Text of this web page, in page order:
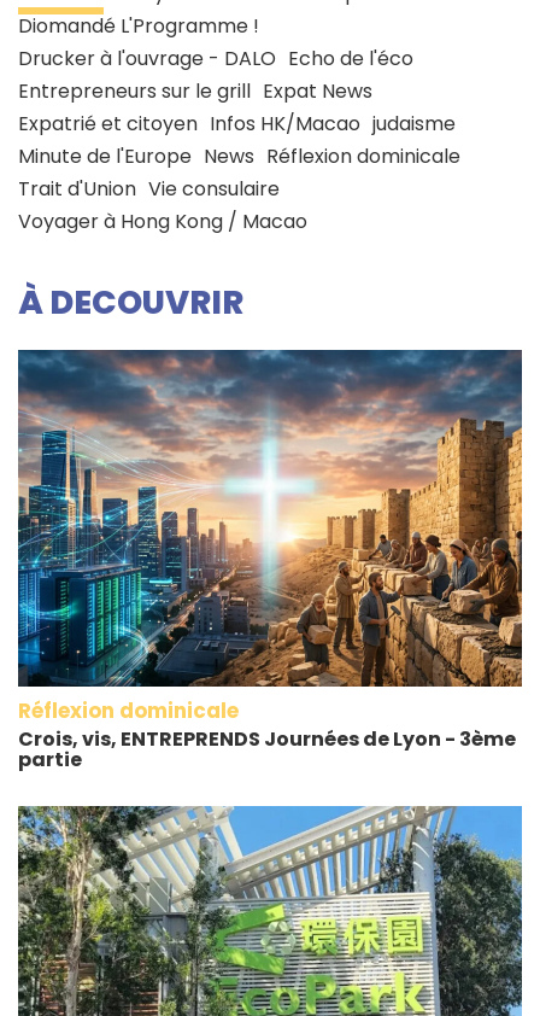
Diomandé L'Programme !
Drucker à l'ouvrage - DALO Echo de l'éco
Entrepreneurs sur le grill Expat News
Expatrié et citoyen Infos HK/Macao judaisme
Minute de l'Europe News Réflexion dominicale
Trait d'Union Vie consulaire
Voyager à Hong Kong / Macao
À DECOUVRIR
Réflexion dominicale
Crois, vis, ENTREPRENDS Journées de Lyon - 3ème
partie